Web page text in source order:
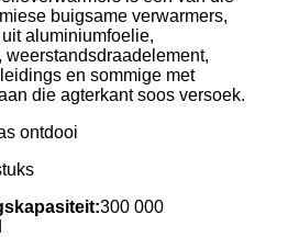
buigsame verwarmers,
aluminiumfoelie,
weerstandsdraadelement,
en sommige met
die agterkant soos versoek.
ontdooi
300 000